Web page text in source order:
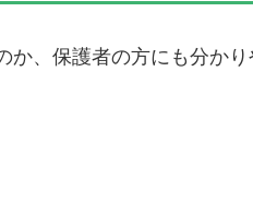
、保護者の方にも分かり